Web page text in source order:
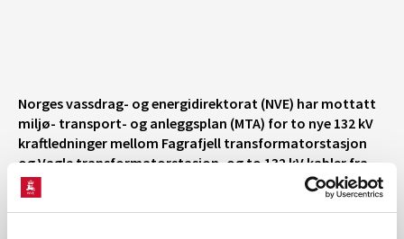
Norges vassdrag- og energidirektorat (NVE) har mottatt
miljø- transport- og anleggsplan (MTA) for to nye 132 kV
kraftledninger mellom Fagrafjell transformatorstasjon
og Vagle transformatorstasjon, og to 132 kV kabler fra
Vagle videre til Stokkeland transformatorstasjon. MTA
for 132 kV Fagrafjell-Vagle-Stokkeland ble godkjent i NVEs